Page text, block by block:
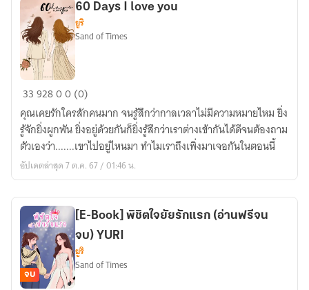
60
I
love
you
60 Days I love you
ยูริ
Sand of Times
3392800 (0)
คุณเคยรักใครสักคนมาก จนรู้สึกว่ากาลเวลาไม่มีความหมายไหม ยิ่ง
รู้จักยิ่งผูกพัน ยิ่งอยู่ด้วยกันก็ยิ่งรู้สึกว่าเราต่างเข้ากันได้ดีจนต้องถาม
ตัวเองว่า.......เขาไปอยู่ไหนมา ทำไมเราถึงเพิ่งมาเจอกันในตอนนี้
อัปเดตล่าสุด 7 ต.ค. 67 / 01:46 น.
จบ
[E-Book] พิชิตใจยัยรักแรก (อ่านฟรีจน
จบ) YURI
ยูริ
Sand of Times